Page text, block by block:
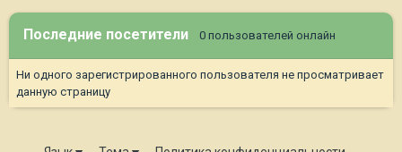
Последние посетители 0 пользователей онлайн
Ни одного зарегистрированного пользователя не просматривает
данную страницу